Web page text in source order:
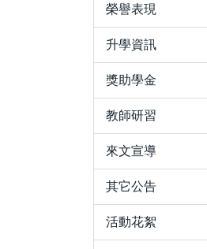
榮譽表現
升學資訊
獎助學金
教師研習
來文宣導
其它公告
活動花絮